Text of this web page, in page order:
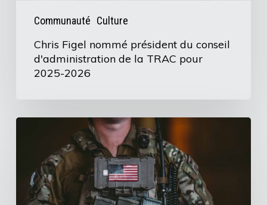
Communauté Culture
pour
2025-
2026
Chris Figel nommé président du conseil
d'administration de la TRAC pour
2025-2026
surpression
souffle